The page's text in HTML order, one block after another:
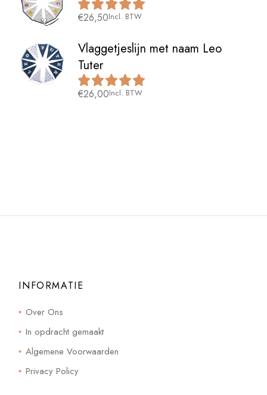
€26,50Incl. BTW
Vlaggetjeslijn met naam Leo
Tuter
€26,00Incl. BTW
INFORMATIE
Over Ons
In opdracht gemaakt
Algemene Voorwaarden
Privacy Policy